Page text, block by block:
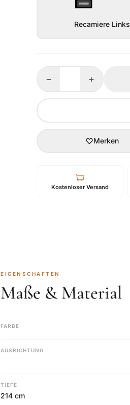
Recamiere Links
− +
Merken
Kostenloser Versand
EIGENSCHAFTEN
Maße & Material
FARBE
AUSRICHTUNG
TIEFE
214 cm